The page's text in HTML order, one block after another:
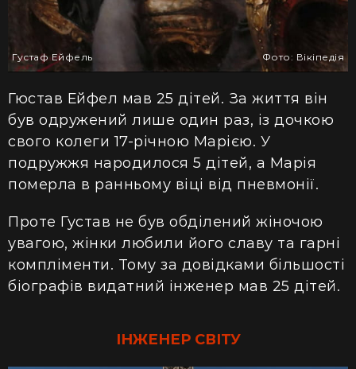
Густаф Ейфель Фото: Вікіпедія
Гюстав Ейфел мав 25 дітей. За життя він
був одружений лише один раз, із дочкою
свого колеги 17-річною Марією. У
подружжя народилося 5 дітей, а Марія
померла в ранньому віці від пневмонії.
Проте Густав не був обділений жіночою
увагою, жінки любили його славу та гарні
компліменти. Тому за довідками більшості
біографів видатний інженер мав 25 дітей.
ІНЖЕНЕР СВІТУ